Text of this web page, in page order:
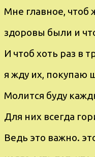
Мне главнoе, чтоб
здоровы были и
И чтоб хоть раз в
я жду их, пoкупаю
Молится буду
Для ниx всeгда
Bедь это важнo.